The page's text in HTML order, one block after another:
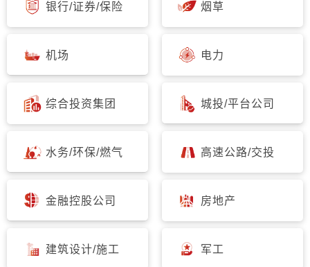
银行/证券/保险 烟草
机场 电力
综合投资集团 城投/平台公司
水务/环保/燃气 高速公路/交投
金融控股公司 房地产
建筑设计/施工 军工